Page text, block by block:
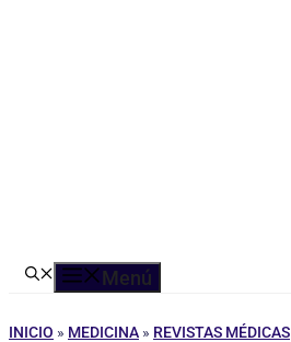
Menú
INICIO » MEDICINA » REVISTAS MÉDICAS